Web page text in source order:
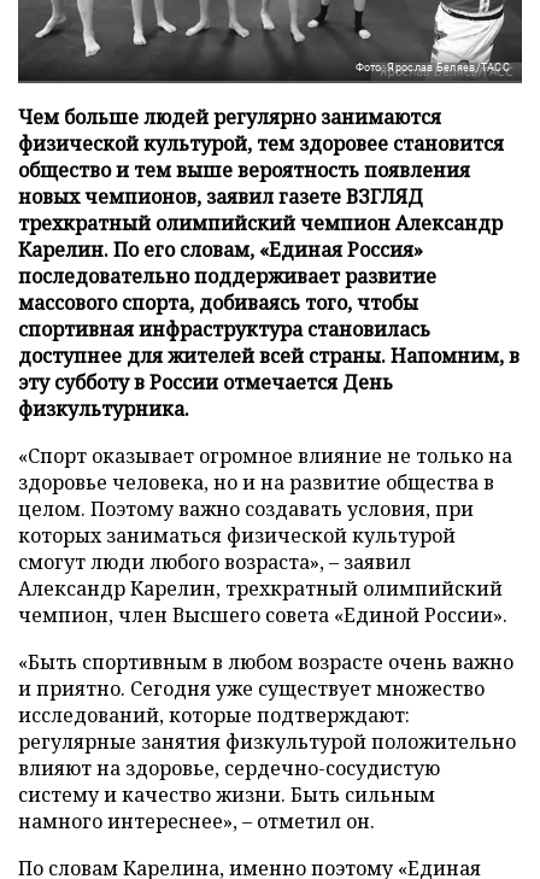
Фото: Ярослав Беляев/ТАСС
Чем больше людей регулярно занимаются
физической культурой, тем здоровее становится
общество и тем выше вероятность появления
новых чемпионов, заявил газете ВЗГЛЯД
трехкратный олимпийский чемпион Александр
Карелин. По его словам, «Единая Россия»
последовательно поддерживает развитие
массового спорта, добиваясь того, чтобы
спортивная инфраструктура становилась
доступнее для жителей всей страны. Напомним, в
эту субботу в России отмечается День
физкультурника.
«Спорт оказывает огромное влияние не только на
здоровье человека, но и на развитие общества в
целом. Поэтому важно создавать условия, при
которых заниматься физической культурой
смогут люди любого возраста», – заявил
Александр Карелин, трехкратный олимпийский
чемпион, член Высшего совета «Единой России».
«Быть спортивным в любом возрасте очень важно
и приятно. Сегодня уже существует множество
исследований, которые подтверждают:
регулярные занятия физкультурой положительно
влияют на здоровье, сердечно-сосудистую
систему и качество жизни. Быть сильным
намного интереснее», – отметил он.
По словам Карелина, именно поэтому «Единая